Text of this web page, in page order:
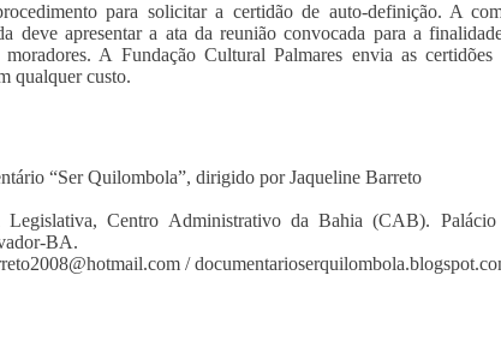
para solicitar a certidão de auto-definição. A
deve apresentar a ata da reunião convocada para a
A Fundação Cultural Palmares envia as
qualquer custo.
“Ser Quilombola”, dirigido por Jaqueline Barreto
Legislativa, Centro Administrativo da Bahia (CAB).
BA.
/